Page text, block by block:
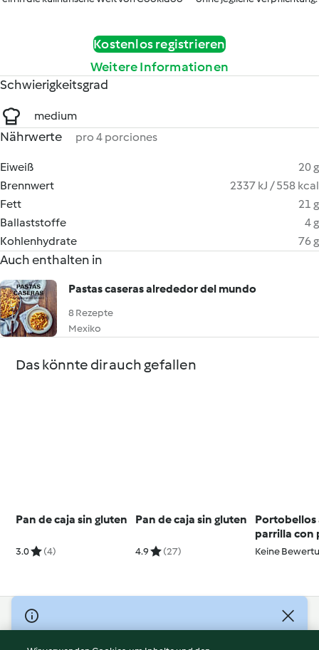
Kostenlos registrieren
Weitere Informationen
Schwierigkeitsgrad
medium
Nährwerte pro 4 porciones
Eiweiß
20 g
Brennwert
2337 kJ / 558 kcal
Fett
21 g
Ballaststoffe
4 g
Kohlenhydrate
76 g
Auch enthalten in
Pastas caseras alrededor del mundo
8 Rezepte
Mexiko
Das könnte dir auch gefallen
Pan de caja sin gluten
3.0 (4)
Pan de caja sin gluten
4.9 (27)
Portobellos
parrilla con
palta y
Keine
© Copyright 2026